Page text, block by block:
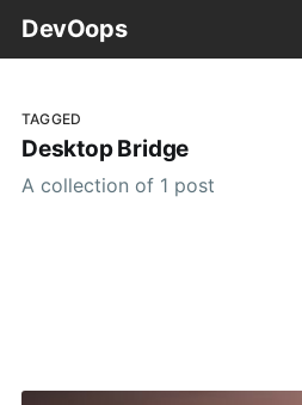
DevOops
TAGGED
Desktop Bridge
A collection of 1 post